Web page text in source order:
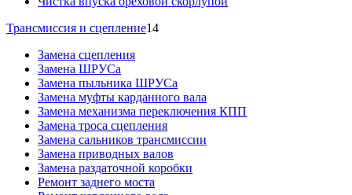
Трансмиссия и сцепление14
Замена сцепления
Замена ШРУСа
Замена пыльника ШРУСа
Замена муфты карданного вала
Замена механизма переключения КПП
Замена троса сцепления
Замена сальников трансмиссии
Замена приводных валов
Замена раздаточной коробки
Ремонт заднего моста